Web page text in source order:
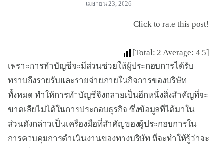
เมษายน 23, 2026
Click to rate this post!
[Total: 2 Average: 4.5]
เพราะการทำบัญชีจะมีส่วนช่วยให้ผู้ประกอบการได้รับ
ทราบถึงรายรับและรายจ่ายภายในกิจการของบริษัท
ทั้งหมด ทำให้การทำบัญชีจึงกลายเป็นอีกหนึ่งสิ่งสำคัญที่จะ
ขาดเสียไม่ได้ในการประกอบธุรกิจ ซึ่งข้อมูลที่ได้มาใน
ส่วนดังกล่าวเป็นเครื่องมือที่สำคัญของผู้ประกอบการใน
การควบคุมการดำเนินงานของทางบริษัท ที่จะทำให้รู้ว่าจะ